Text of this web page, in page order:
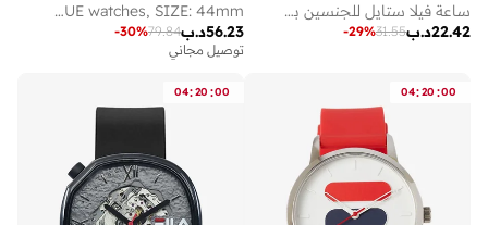
ساعة فيلا ستايل للجنسين بحزام سيليكون أسود
د.ب22.42
31.55
-29%
FILA ADULT 38-315-101 ANALOGUE watches, SIZE: 44mm
د.ب56.23
79.84
-30%
توصيل مجاني
04:20 :00
04:20 :00